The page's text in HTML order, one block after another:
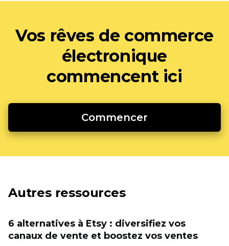
Vos rêves de commerce
électronique
commencent ici
Commencer
Autres ressources
6 alternatives à Etsy : diversifiez vos
canaux de vente et boostez vos ventes